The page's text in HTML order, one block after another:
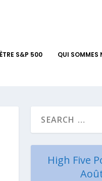
S&P 500 QUI SOMMES
High Five